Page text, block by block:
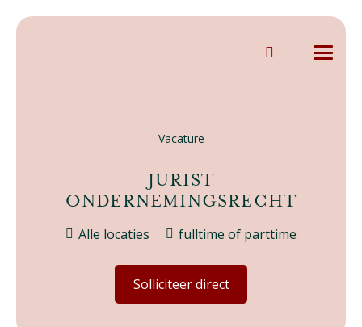
Vacature
JURIST
ONDERNEMINGSRECHT
Alle locaties fulltime of parttime
Solliciteer direct